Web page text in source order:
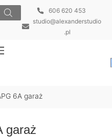
606 620 453
studio@alexanderstudio
.pl
6A garaż
garaż